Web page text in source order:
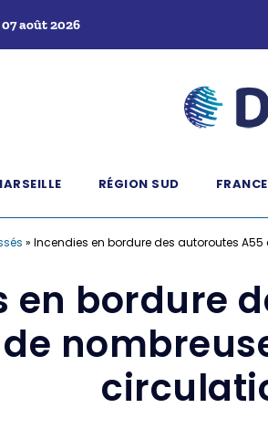
07 août 2026
RÉGION SUD FRANCE
» Incendies en bordure des autoroutes
en bordure